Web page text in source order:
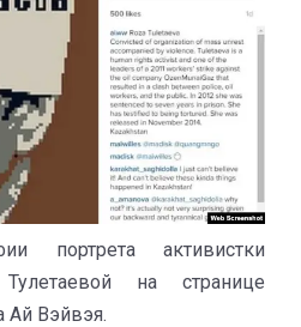
портрета активистки
на странице
Ай Вэйвэя.